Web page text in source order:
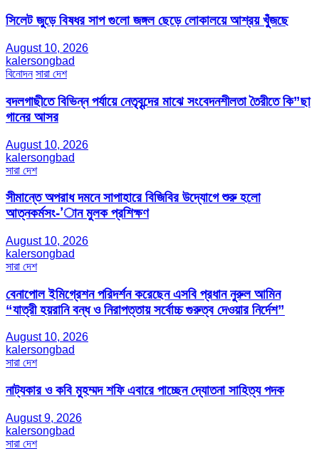
সিলেট জুড়ে বিষধর সাপ গুলো জঙ্গল ছেড়ে লোকালয়ে আশ্রয় খুঁজছে
August 10, 2026
kalersongbad
বিনোদন সারা দেশ
বদলগাছীতে বিভিন্ন পর্যায়ে নেতৃবৃন্দের মাঝে সংবেদনশীলতা তৈরীতে কি”ছা
গানের আসর
August 10, 2026
kalersongbad
সারা দেশ
সীমান্তে অপরাধ দমনে সাপাহারে বিজিবির উদ্যোগে শুরু হলো
আত্নকর্মসং-’ান মুলক প্রশিক্ষণ
August 10, 2026
kalersongbad
সারা দেশ
বেনাপোল ইমিগ্রেশন পরিদর্শন করেছেন এসবি প্রধান নুরুল আমিন
“যাত্রী হয়রানি বন্ধ ও নিরাপত্তায় সর্বোচ্চ গুরুত্ব দেওয়ার নির্দেশ”
August 10, 2026
kalersongbad
সারা দেশ
নাট্যকার ও কবি মুহম্মদ শফি এবারে পাচ্ছেন দ্যোতনা সাহিত্য পদক
August 9, 2026
kalersongbad
সারা দেশ